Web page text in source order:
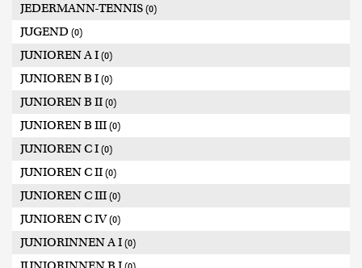
JEDERMANN-TENNIS (0)
JUGEND (0)
JUNIOREN A I (0)
JUNIOREN B I (0)
JUNIOREN B II (0)
JUNIOREN B III (0)
JUNIOREN C I (0)
JUNIOREN C II (0)
JUNIOREN C III (0)
JUNIOREN C IV(0)
JUNIORINNEN A I (0)